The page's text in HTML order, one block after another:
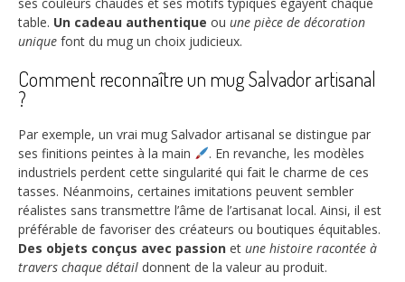
table. Un cadeau authentique ou une pièce de décoration
unique font du mug un choix judicieux.
Comment reconnaître un mug Salvador artisanal
?
Par exemple, un vrai mug Salvador artisanal se distingue par
ses finitions peintes à la main
. En revanche, les modèles
industriels perdent cette singularité qui fait le charme de ces
tasses. Néanmoins, certaines imitations peuvent sembler
réalistes sans transmettre l’âme de l’artisanat local. Ainsi, il est
préférable de favoriser des créateurs ou boutiques équitables.
Des objets conçus avec passion et une histoire racontée à
travers chaque détail donnent de la valeur au produit.